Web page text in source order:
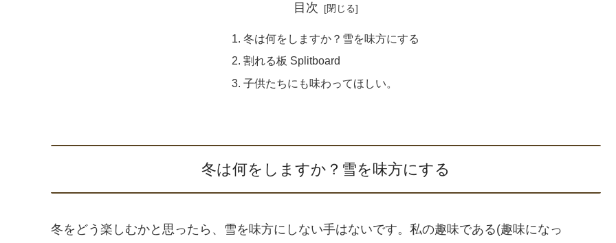
目次
冬は何をしますか？雪を味方にする
割れる板 Splitboard
子供たちにも味わってほしい。
冬は何をしますか？雪を味方にする
冬をどう楽しむかと思ったら、雪を味方にしない手はないです。私の趣味である(趣味になっ